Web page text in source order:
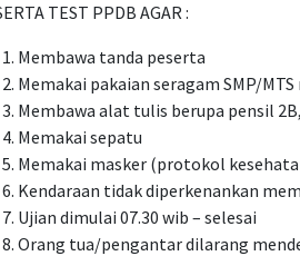
TEST PPDB AGAR :
Membawa tanda peserta
Memakai pakaian seragam SMP/
Membawa alat tulis berupa pensil
Memakai sepatu
Memakai masker (protokol
Kendaraan tidak diperkenankan
Ujian dimulai 07.30 wib – selesai
Orang tua/pengantar dilarang